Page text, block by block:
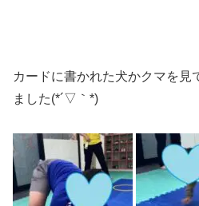
カードに書かれた犬かクマを見
ました(*´▽｀*)